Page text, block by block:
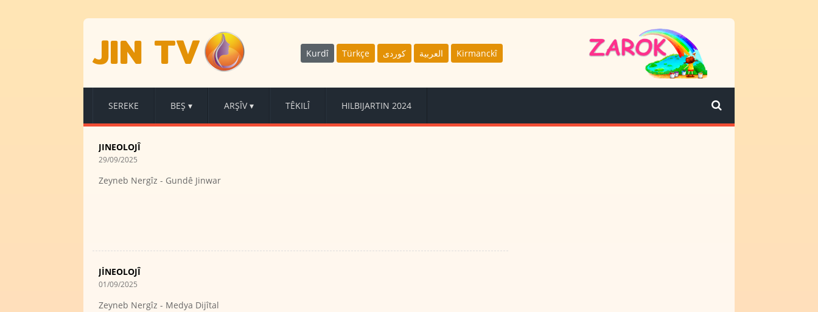
JIN TV Kurdî Türkçe كوردى العربية Kirmanckî
SEREKE BEŞ ▾ ARŞÎV ▾ TÊKILÎ HILBIJARTIN 2024
JINEOLOJÎ
29/09/2025
Zeyneb Nergîz - Gundê Jinwar
JİNEOLOJÎ
01/09/2025
Zeyneb Nergîz - Medya Dijîtal